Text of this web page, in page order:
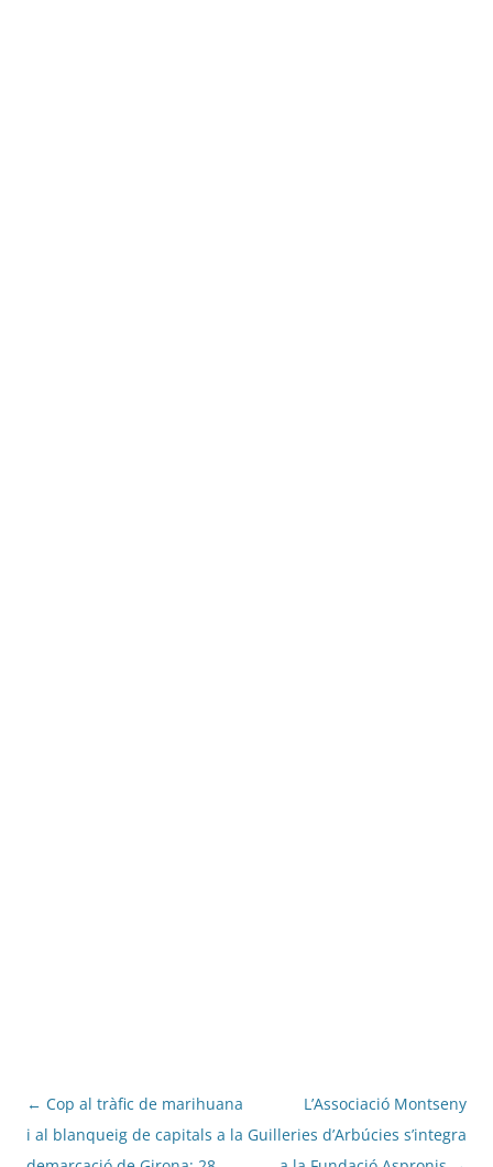
Navegació
per
← Cop al tràfic de marihuana
i al blanqueig de capitals a la
L’Associació Montseny
Guilleries d’Arbúcies s’integra